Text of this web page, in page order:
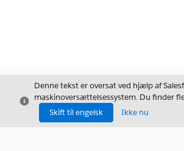
Luk
Denne tekst er oversat ved hjælp af
maskinoversættelsessystem. Du finder
Skift til engelsk
Ikke nu